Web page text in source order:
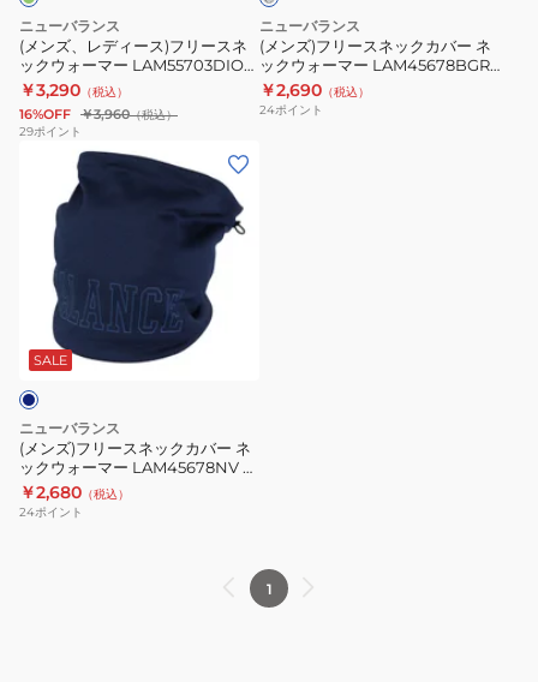
寒
通
気
性
保
小
物
防
寒
リ
ー
ス
ネ
ッ
LAM55703DIO
防
寒
小
物
防
寒
ニューバランス
(メンズ、レディース)フリースネ
ックウォーマー LAM55703DIO
防寒小物 防寒対策 寒さ対策 あっ
たか
￥3,290 （税込）
16%OFF ￥3,960（税込）
29ポイント
ク
カ
バ
ー
紫
グ
レ
ー
ニューバランス
(メンズ)フリースネックカバー ネ
ックウォーマー LAM45678BGR
防寒 通気性 保温 紫外線対策
￥2,690 （税込）
24ポイント
ネ
ッ
ク
カ
バ
ー
SALE
ニューバランス
(メンズ)フリースネックカバー ネ
ックウォーマー LAM45678NV 防
寒 通気性 保温 紫外線対策
￥2,680 （税込）
24ポイント
1